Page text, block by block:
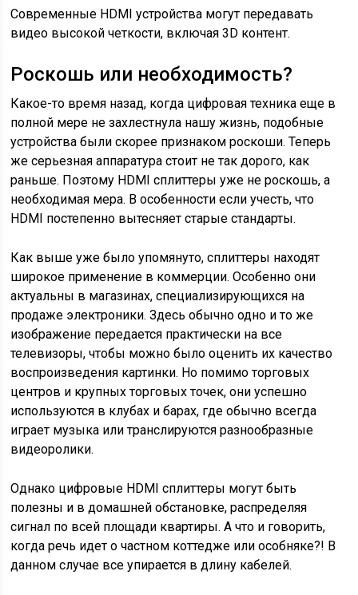
Современные HDMI устройства могут передавать
видео высокой четкости, включая 3D контент.
Роскошь или необходимость?
Какое-то время назад, когда цифровая техника еще в
полной мере не захлестнула нашу жизнь, подобные
устройства были скорее признаком роскоши. Теперь
же серьезная аппаратура стоит не так дорого, как
раньше. Поэтому HDMI сплиттеры уже не роскошь, а
необходимая мера. В особенности если учесть, что
HDMI постепенно вытесняет старые стандарты.
Как выше уже было упомянуто, сплиттеры находят
широкое применение в коммерции. Особенно они
актуальны в магазинах, специализирующихся на
продаже электроники. Здесь обычно одно и то же
изображение передается практически на все
телевизоры, чтобы можно было оценить их качество
воспроизведения картинки. Но помимо торговых
центров и крупных торговых точек, они успешно
используются в клубах и барах, где обычно всегда
играет музыка или транслируются разнообразные
видеоролики.
Однако цифровые HDMI сплиттеры могут быть
полезны и в домашней обстановке, распределяя
сигнал по всей площади квартиры. А что и говорить,
когда речь идет о частном коттедже или особняке?! В
данном случае все упирается в длину кабелей.